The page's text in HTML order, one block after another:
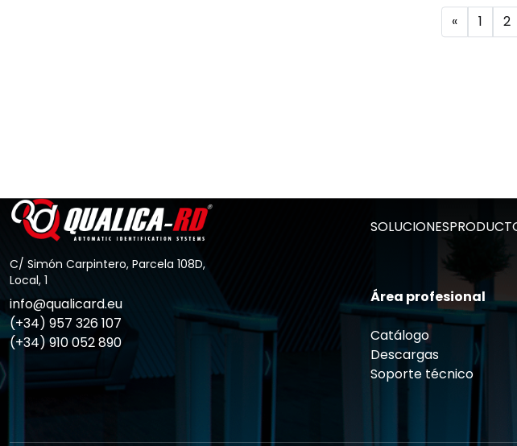
Ver todos
Cómo
de acceso
« 1 2
C/ Simón Carpintero, Parcela 108D,
Local, 1
info@qualicard.eu
(+34) 957 326 107
(+34) 910 052 890
SOLUCIONES
Área profesional
Catálogo
Descargas
Soporte técnico